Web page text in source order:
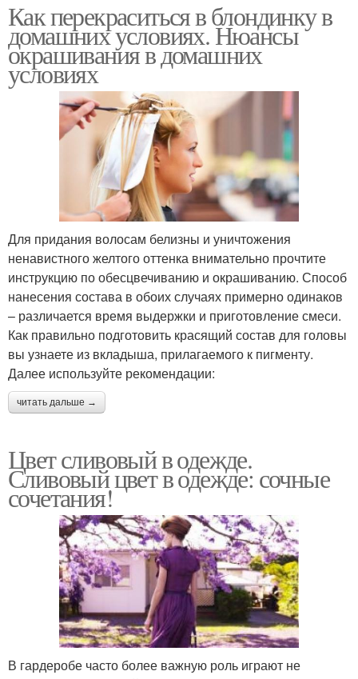
Как перекраситься в блондинку в
домашних условиях. Нюансы
окрашивания в домашних
условиях
Для придания волосам белизны и уничтожения
ненавистного желтого оттенка внимательно прочтите
инструкцию по обесцвечиванию и окрашиванию. Способ
нанесения состава в обоих случаях примерно одинаков
– различается время выдержки и приготовление смеси.
Как правильно подготовить красящий состав для головы
вы узнаете из вкладыша, прилагаемого к пигменту.
Далее используйте рекомендации:
читать дальше →
Цвет сливовый в одежде.
Сливовый цвет в одежде: сочные
сочетания!
В гардеробе часто более важную роль играют не